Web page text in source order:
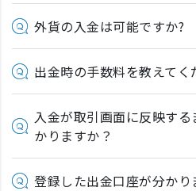
外貨の入金は可能ですか?
出金時の手数料を教えてく
入金が取引画面に反映す
かりますか？
登録した出金口座が分かり